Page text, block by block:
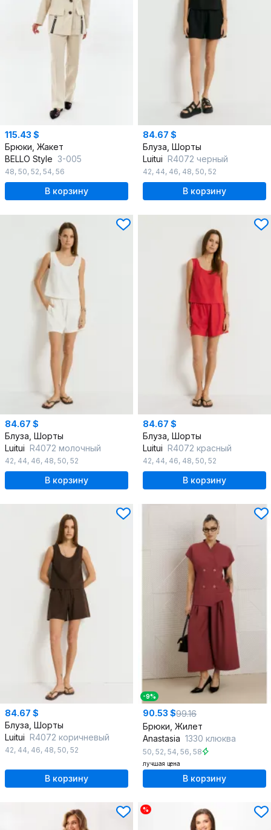
115.43 $
Брюки, Жакет
BELLO Style 3-005
48, 50, 52, 54, 56
В корзину
84.67 $
Блуза, Шорты
Luitui R4072 черный
42, 44, 46, 48, 50, 52
В корзину
84.67 $
Блуза, Шорты
Luitui R4072 молочный
42, 44, 46, 48, 50, 52
В корзину
84.67 $
Блуза, Шорты
Luitui R4072 красный
42, 44, 46, 48, 50, 52
В корзину
84.67 $
Блуза, Шорты
Luitui R4072 коричневый
42, 44, 46, 48, 50, 52
В корзину
-9%
90.53 $99.16
Брюки, Жилет
Anastasia 1330 клюква
50, 52, 54, 56, 58
лучшая цена
В корзину
%